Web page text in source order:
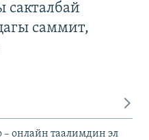
сакталбай
саммит,
– онлайн таалимдин эл